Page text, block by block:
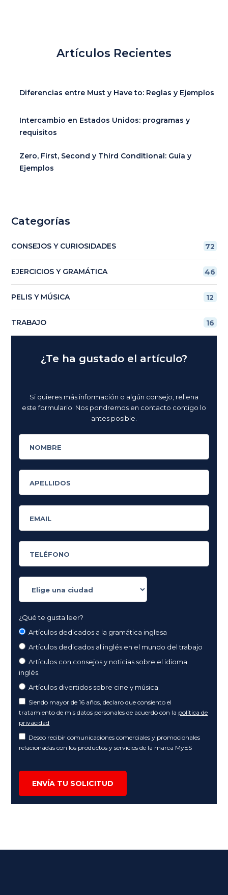
Artículos Recientes
Diferencias entre Must y Have to: Reglas y Ejemplos
Intercambio en Estados Unidos: programas y
requisitos
Zero, First, Second y Third Conditional: Guía y
Ejemplos
Categorías
CONSEJOS Y CURIOSIDADES 72
EJERCICIOS Y GRAMÁTICA 46
PELIS Y MÚSICA 12
TRABAJO 16
¿Te ha gustado el artículo?
Si quieres más información o algún consejo, rellena
este formulario. Nos pondremos en contacto contigo lo
antes posible.
¿Qué te gusta leer?
Artículos dedicados a la gramática inglesa
Artículos dedicados al inglés en el mundo del trabajo
Artículos con consejos y noticias sobre el idioma
inglés.
Artículos divertidos sobre cine y música.
Siendo mayor de 16 años, declaro que consiento el
tratamiento de mis datos personales de acuerdo con la política de
privacidad
Deseo recibir comunicaciones comerciales y promocionales
relacionadas con los productos y servicios de la marca MyES
ENVÍA TU SOLICITUD